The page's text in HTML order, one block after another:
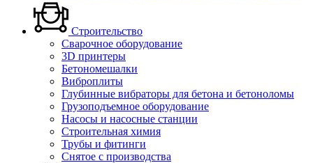
Строительство
Сварочное оборудование
3D принтеры
Бетономешалки
Виброплиты
Глубинные вибраторы для бетона и бетоноломы
Грузоподъемное оборудование
Насосы и насосные станции
Строительная химия
Трубы и фитинги
Снятое с производства